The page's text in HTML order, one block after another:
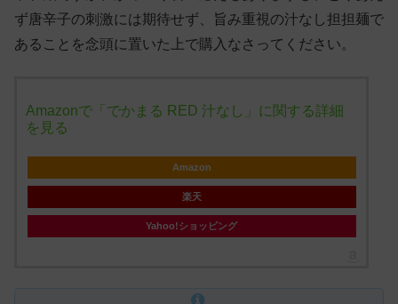
ず唐辛子の刺激には期待せず、旨み重視の汁なし担担麺で
あることを念頭に置いた上で購入なさってください。
Amazonで「でかまる RED 汁なし」に関する詳細
を見る
Amazon
楽天
Yahoo!ショッピング